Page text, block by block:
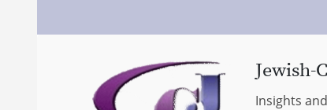
Jewish-
Insights